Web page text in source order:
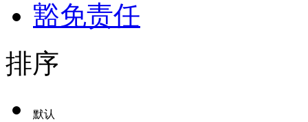
豁免责任
排序
默认